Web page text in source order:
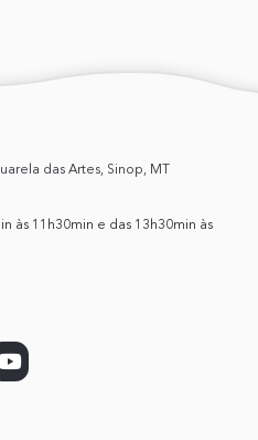
das Artes, Sinop, MT
às 11h30min e das 13h30min às